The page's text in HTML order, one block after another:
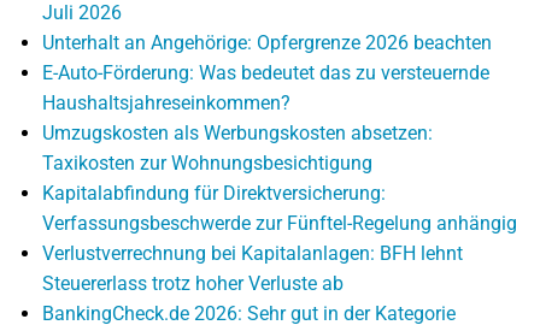
Juli 2026
Unterhalt an Angehörige: Opfergrenze 2026 beachten
E-Auto-Förderung: Was bedeutet das zu versteuernde
Haushaltsjahreseinkommen?
Umzugskosten als Werbungskosten absetzen:
Taxikosten zur Wohnungsbesichtigung
Kapitalabfindung für Direktversicherung:
Verfassungsbeschwerde zur Fünftel-Regelung anhängig
Verlustverrechnung bei Kapitalanlagen: BFH lehnt
Steuererlass trotz hoher Verluste ab
BankingCheck.de 2026: Sehr gut in der Kategorie